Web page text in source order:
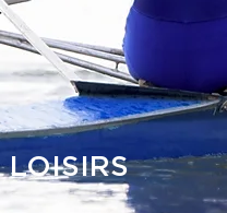
LOISIRS